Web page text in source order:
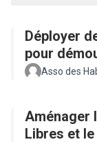
Déployer
pour
Asso des
Aménager
Libres et